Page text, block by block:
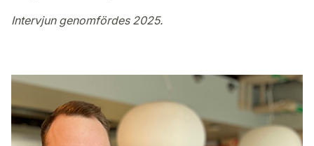
Intervjun genomfördes 2025.